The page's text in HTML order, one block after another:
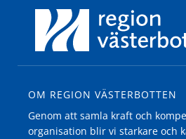
OM REGION VÄSTERBOTTEN
Genom att samla kraft och
organisation blir vi starkare och